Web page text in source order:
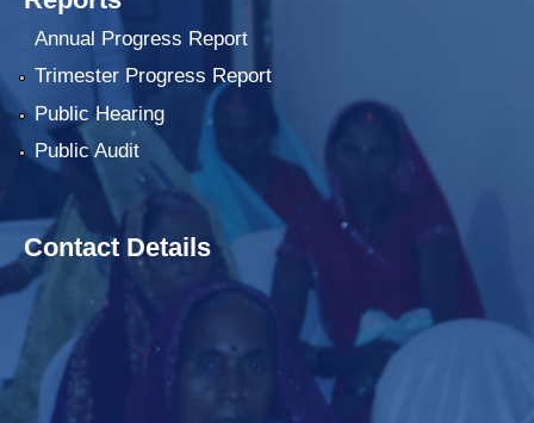
Annual Progress Report
Trimester Progress Report
Public Hearing
Public Audit
Contact Details